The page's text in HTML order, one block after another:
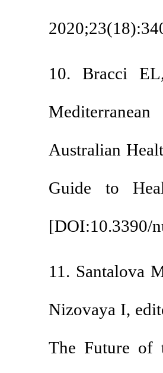
10. Bracci
Australian
Guide to
[DOI:10.3390/
11. Santalova
Nizovaya I,
The Future of